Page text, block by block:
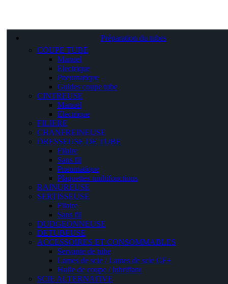
Préparation du tubes
COUPE TUBE
Manuel
Electrique
Pneumatique
Guides coupe tube
CINTREUSE
Manuel
Electrique
FILIERE
CHANFREINEUSE
DRESSEUSE DE TUBE
Filaire
Sans fil
Pneumatique
Plaquettes multifonctions
RAINUREUSE
SERTISSEUSE
Filaire
Sans fil
DUDGEONNEUSE
DETUBEUSE
ACCESSOIRES ET CONSOMMABLES
Servante de tube
Lames de scie / Lames de scie GF+
Huile de coupe / lubrifiant
SCIE ALTERNATIVE